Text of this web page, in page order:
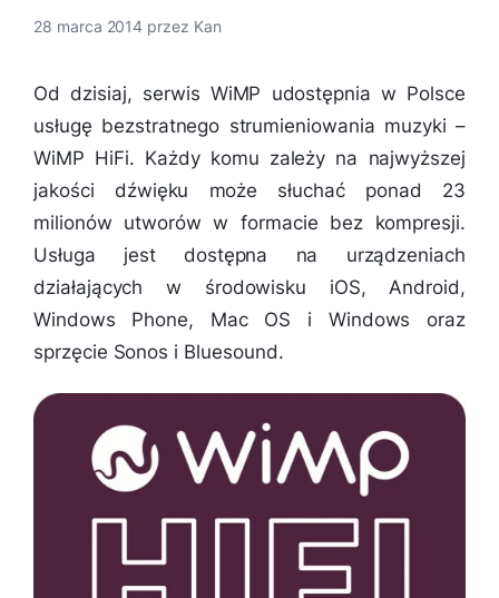
28 marca 2014 przez Kan
Od dzisiaj, serwis WiMP udostępnia w Polsce
usługę bezstratnego strumieniowania muzyki –
WiMP HiFi. Każdy komu zależy na najwyższej
jakości dźwięku może słuchać ponad 23
milionów utworów w formacie bez kompresji.
Usługa jest dostępna na urządzeniach
działających w środowisku iOS, Android,
Windows Phone, Mac OS i Windows oraz
sprzęcie Sonos i Bluesound.